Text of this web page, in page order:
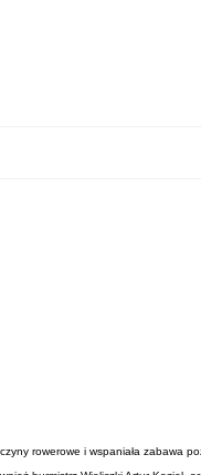
rowerowe i wspaniała zabawa